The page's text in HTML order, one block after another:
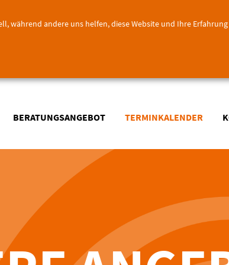
während andere uns helfen, diese Website und Ihre
BERATUNGSANGEBOT TERMINKALENDER